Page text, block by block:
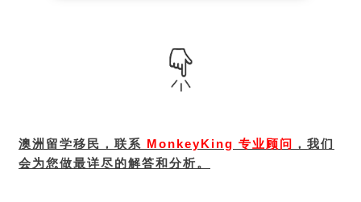
澳洲留学移民，联系 MonkeyKing 专业顾问 ， 我们
会为您做最详尽的解答和分析。